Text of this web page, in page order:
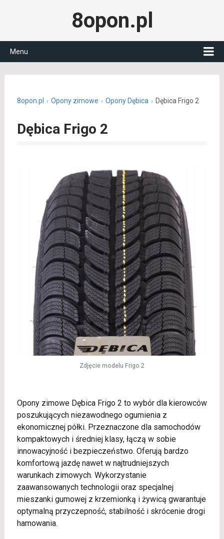
8opon.pl
Menu
8opon.pl Opony zimowe Opony Dębica Dębica Frigo 2
Dębica Frigo 2
Zdjęcie modelu Frigo 2
Opony zimowe Dębica Frigo 2 to wybór dla kierowców
poszukujących niezawodnego ogumienia z
ekonomicznej półki. Przeznaczone dla samochodów
kompaktowych i średniej klasy, łączą w sobie
innowacyjność i bezpieczeństwo. Oferują bardzo
komfortową jazdę nawet w najtrudniejszych
warunkach zimowych. Wykorzystanie
zaawansowanych technologii oraz specjalnej
mieszanki gumowej z krzemionką i żywicą gwarantuje
optymalną przyczepność, stabilność i skrócenie drogi
hamowania.